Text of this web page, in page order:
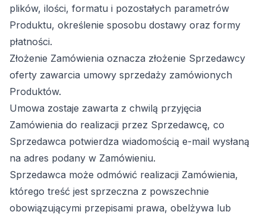
plików, ilości, formatu i pozostałych parametrów
Produktu, określenie sposobu dostawy oraz formy
płatności.
Złożenie Zamówienia oznacza złożenie Sprzedawcy
oferty zawarcia umowy sprzedaży zamówionych
Produktów.
Umowa zostaje zawarta z chwilą przyjęcia
Zamówienia do realizacji przez Sprzedawcę, co
Sprzedawca potwierdza wiadomością e-mail wysłaną
na adres podany w Zamówieniu.
Sprzedawca może odmówić realizacji Zamówienia,
którego treść jest sprzeczna z powszechnie
obowiązującymi przepisami prawa, obelżywa lub